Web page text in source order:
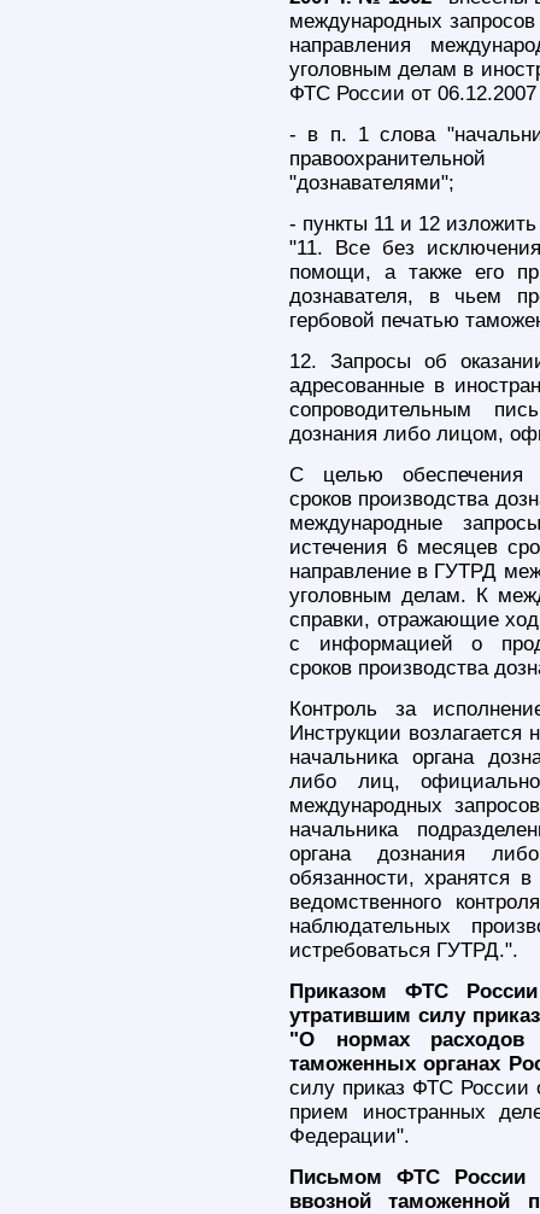
международных
направления
уголовным делам в
ФТС России от
- в п. 1 слова
"дознавателями";
- пункты 11 и 12
"11. Все без
помощи, а также его
дознавателя, в чьем
гербовой печатью
12. Запросы об
адресованные в
сопроводительным
дознания либо лицом,
С целью обеспечения
сроков производства
международные
истечения 6 месяцев
направление в ГУТРД
уголовным делам. К
справки, отражающие
с информацией о
сроков производства
Контроль за
Инструкции возлагается
начальника органа
либо лиц,
международных
начальника
органа дознания
обязанности, хранятся
ведомственного
наблюдательных
истребоваться ГУТРД.".
Приказом ФТС
утратившим силу
"О нормах расходов
таможенных органах
силу приказ ФТС
прием иностранных
Федерации".
Письмом ФТС России
ввозной таможенной